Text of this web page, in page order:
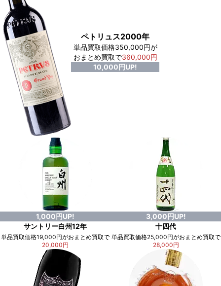
ペトリュス2000年
単品買取価格350,000円が
おまとめ買取で360,000円
10,000円UP!
1,000円UP!
サントリー白州12年
単品買取価格19,000円がおまとめ買取で
20,000円
3,000円UP!
十四代
単品買取価格25,000円がおまとめ買取で
28,000円